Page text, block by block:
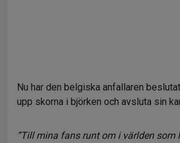
Nu har den belgiska anfallaren
upp skorna i björken och avsluta sin
”Till mina fans runt om i världen som